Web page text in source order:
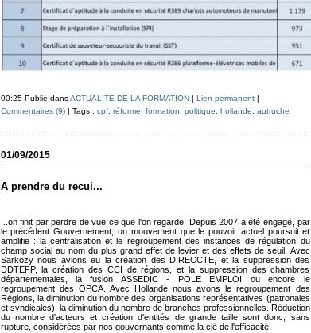
00:25 Publié dansACTUALITE DE LA FORMATION| Lien permanent|
Commentaires (9)| Tags : cpf, réforme, formation, politique, hollande, autruche
01/09/2015
A prendre du recui...
...on finit par perdre de vue ce que l'on regarde. Depuis 2007 a été engagé, par
le précédent Gouvernement, un mouvement que le pouvoir actuel poursuit et
amplifie : la centralisation et le regroupement des instances de régulation du
champ social au nom du plus grand effet de levier et des effets de seuil. Avec
Sarkozy nous avions eu la création des DIRECCTE, et la suppression des
DDTEFP, la création des CCI de régions, et la suppression des chambres
départementales, la fusion ASSEDIC - POLE EMPLOI ou encore le
regroupement des OPCA. Avec Hollande nous avons le regroupement des
Régions, la diminution du nombre des organisations représentatives (patronales
et syndicales), la diminution du nombre de branches professionnelles. Réduction
du nombre d'acteurs et création d'entités de grande taille sont donc, sans
rupture, considérées par nos gouvernants comme la clé de l'efficacité.